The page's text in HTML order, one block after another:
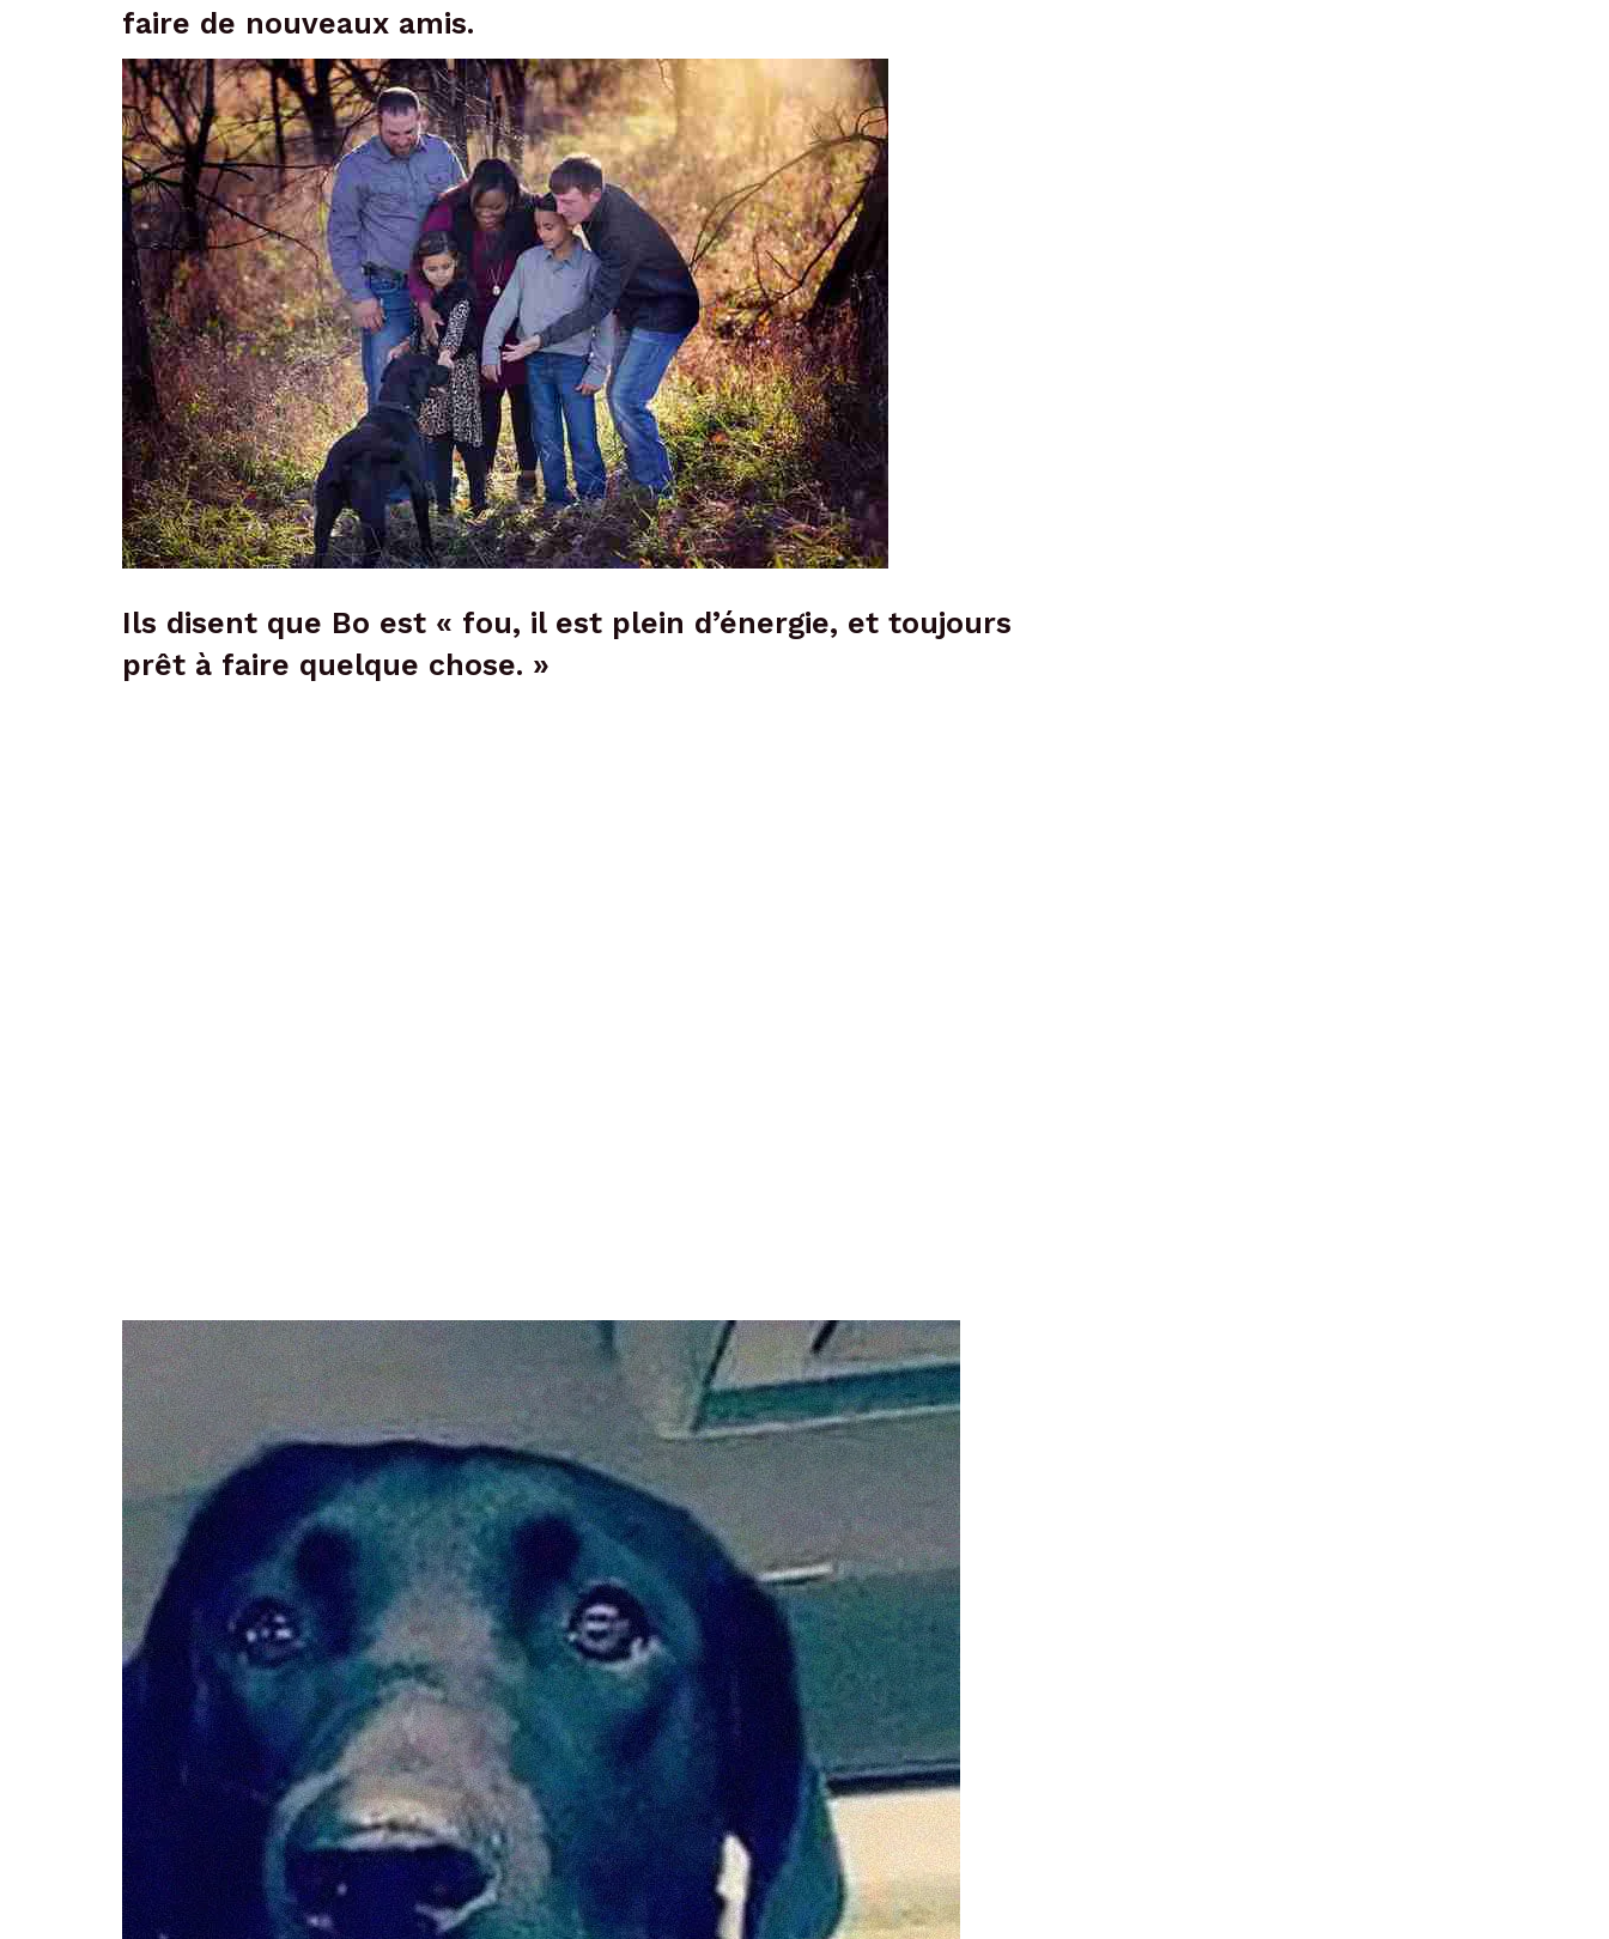
faire de nouveaux amis.
Ils disent que Bo est « fou, il est plein d’énergie, et toujours
prêt à faire quelque chose. »